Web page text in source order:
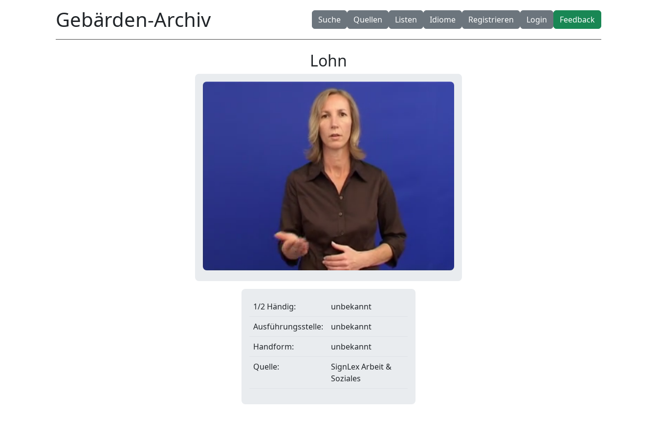
Gebärden-Archiv Suche Quellen Listen Idiome Registrieren Login Feedback
Lohn
1/2 Händig:
unbekannt
Ausführungsstelle:
unbekannt
Handform:
unbekannt
Quelle:
SignLex Arbeit &
Soziales